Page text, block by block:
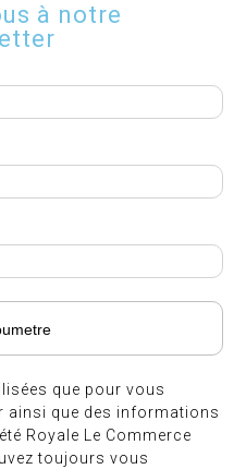
à notre
que pour vous
ainsi que des informations
Royale Le Commerce
toujours vous